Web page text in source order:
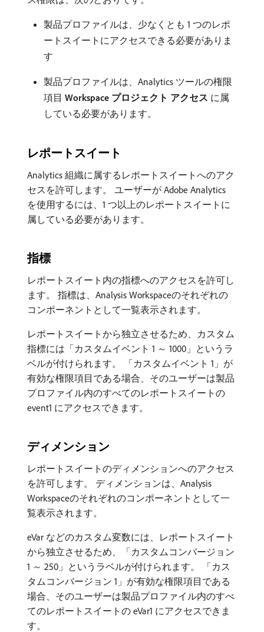
製品プロファイルは、少なくとも 1 つのレポ
ートスイートにアクセスできる必要がありま
す
製品プロファイルは、Analytics ツールの権限
項目​ Workspace プロジェクト アクセス ​に属
している必要があります。
レポートスイート
Analytics 組織に属するレポートスイートへのアク
セスを許可します。 ユーザーが Adobe Analytics
を使用するには、1 つ以上のレポートスイートに
属している必要があります。
指標
レポートスイート内の指標へのアクセスを許可し
ます。 指標は、Analysis Workspaceのそれぞれの
コンポーネントとして一覧表示されます。
レポートスイートから独立させるため、カスタム
指標には「カスタムイベント 1 ～ 1000」というラ
ベルが付けられます。 「カスタムイベント 1」が
有効な権限項目である場合、そのユーザーは製品
プロファイル内のすべてのレポートスイートの
event1 にアクセスできます。
ディメンション
レポートスイートのディメンションへのアクセス
を許可します。 ディメンションは、Analysis
Workspaceのそれぞれのコンポーネントとして一
覧表示されます。
eVar などのカスタム変数には、レポートスイート
から独立させるため、「カスタムコンバージョン
1 ～ 250」というラベルが付けられます。 「カス
タムコンバージョン 1」が有効な権限項目である
場合、そのユーザーは製品プロファイル内のすべ
てのレポートスイートの eVar1 にアクセスできま
す。